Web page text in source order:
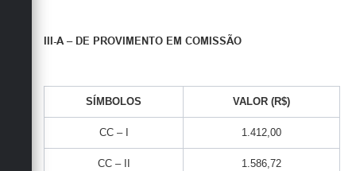
III-A – DE PROVIMENTO EM COMISSÃO
SÍMBOLOS VALOR (R$)
CC – I 1.412,00
CC – II 1.586,72